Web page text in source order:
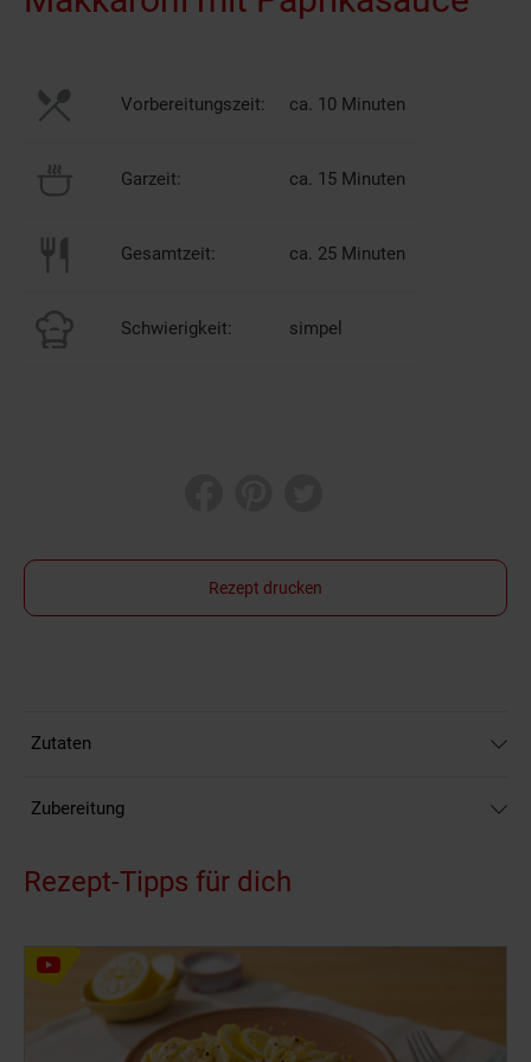
Vorbereitungszeit: ca. 10 Minuten
Garzeit: ca. 15 Minuten
Gesamtzeit: ca. 25 Minuten
Schwierigkeit: simpel
Rezept drucken
Zutaten
Zubereitung
Rezept-Tipps für dich